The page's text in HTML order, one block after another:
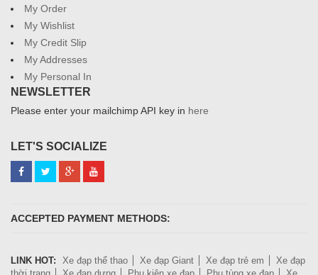
My Order
My Wishlist
My Credit Slip
My Addresses
My Personal In
NEWSLETTER
Please enter your mailchimp API key in here
LET'S SOCIALIZE
ACCEPTED PAYMENT METHODS:
LINK HOT: Xe đạp thể thao Xe đạp Giant Xe đạp trẻ em
Xe đạp